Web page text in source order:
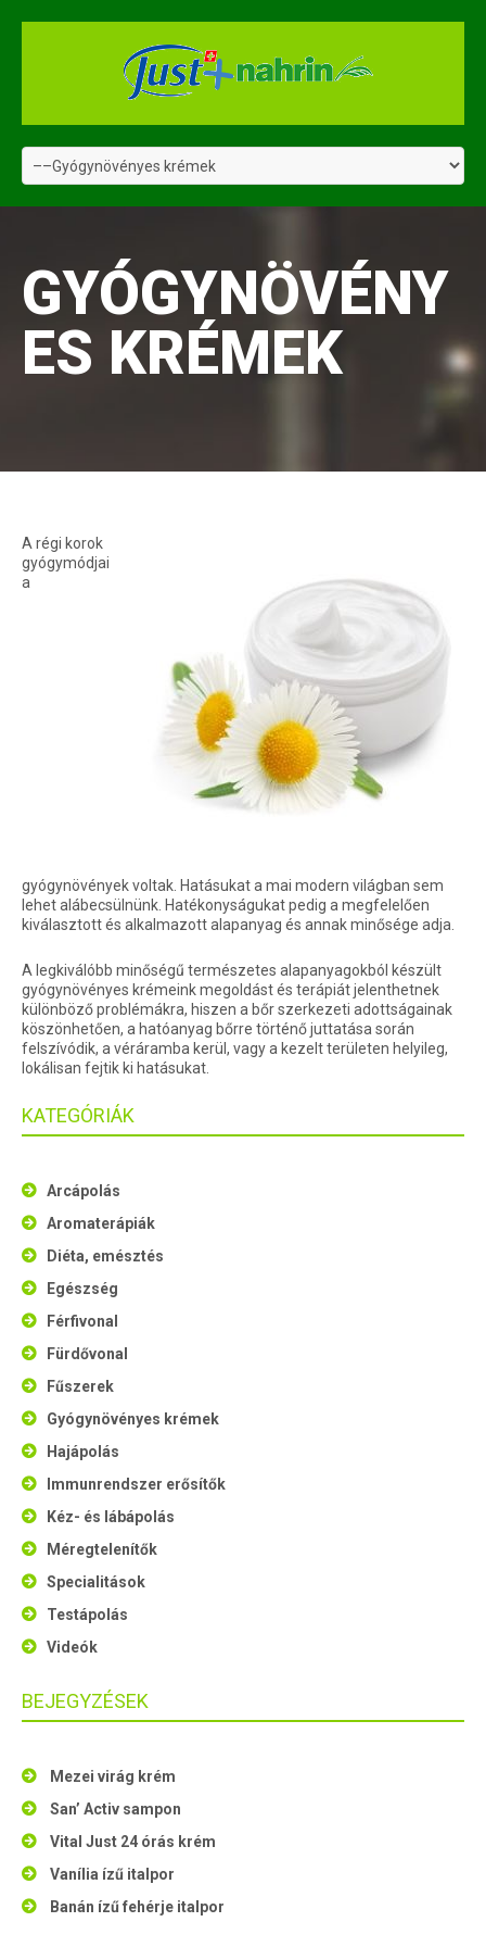
GYÓGYNÖVÉNY
ES KRÉMEK
A régi korok
gyógymódjai
a
gyógynövények voltak. Hatásukat a mai modern világban sem
lehet alábecsülnünk. Hatékonyságukat pedig a megfelelően
kiválasztott és alkalmazott alapanyag és annak minősége adja.
A legkiválóbb minőségű természetes alapanyagokból készült
gyógynövényes krémeink megoldást és terápiát jelenthetnek
különböző problémákra, hiszen a bőr szerkezeti adottságainak
köszönhetően, a hatóanyag bőrre történő juttatása során
felszívódik, a véráramba kerül, vagy a kezelt területen helyileg,
lokálisan fejtik ki hatásukat.
KATEGÓRIÁK
Arcápolás
Aromaterápiák
Diéta, emésztés
Egészség
Férfivonal
Fürdővonal
Fűszerek
Gyógynövényes krémek
Hajápolás
Immunrendszer erősítők
Kéz- és lábápolás
Méregtelenítők
Specialitások
Testápolás
Videók
BEJEGYZÉSEK
Mezei virág krém
San’ Activ sampon
Vital Just 24 órás krém
Vanília ízű italpor
Banán ízű fehérje italpor